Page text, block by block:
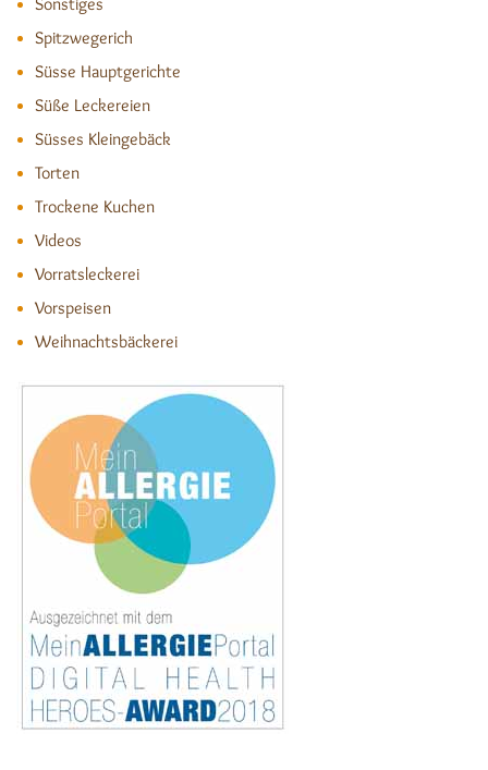
Spitzwegerich
Süsse Hauptgerichte
Süße Leckereien
Süsses Kleingebäck
Torten
Trockene Kuchen
Videos
Vorratsleckerei
Vorspeisen
Weihnachtsbäckerei